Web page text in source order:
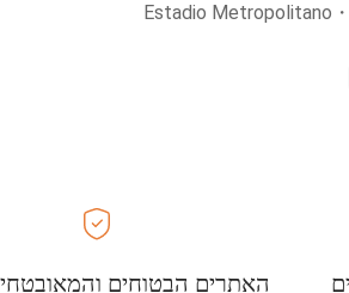
・
Estadio Metropolitano
האתרים הבטוחים